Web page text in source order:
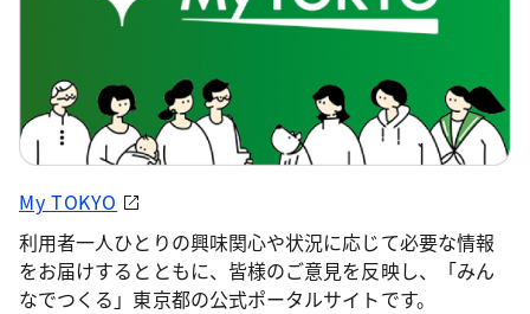
My TOKYO
利用者一人ひとりの興味関心や状況に応じて必要な情報
をお届けするとともに、皆様のご意見を反映し、「みん
なでつくる」東京都の公式ポータルサイトです。